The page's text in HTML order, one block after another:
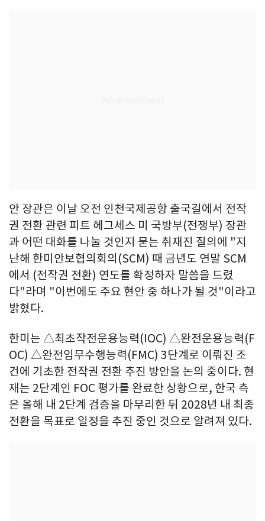
안 장관은 이날 오전 인천국제공항 출국길에서 전작
권 전환 관련 피트 헤그세스 미 국방부(전쟁부) 장관
과 어떤 대화를 나눌 것인지 묻는 취재진 질의에 "지
난해 한미안보협의회의(SCM) 때 금년도 연말 SCM
에서 (전작권 전환) 연도를 확정하자 말씀을 드렸
다"라며 "이번에도 주요 현안 중 하나가 될 것"이라고
밝혔다.
한미는 △최초작전운용능력(IOC) △완전운용능력(F
OC) △완전임무수행능력(FMC) 3단계로 이뤄진 조
건에 기초한 전작권 전환 추진 방안을 논의 중이다. 현
재는 2단계인 FOC 평가를 완료한 상황으로, 한국 측
은 올해 내 2단계 검증을 마무리한 뒤 2028년 내 최종
전환을 목표로 일정을 추진 중인 것으로 알려져 있다.